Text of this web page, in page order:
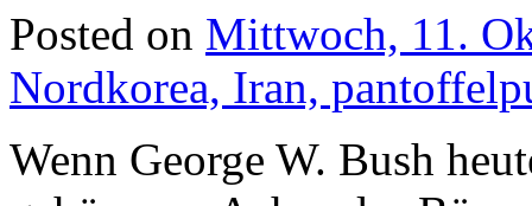
Posted on Mittwoch, 11.
Nordkorea, Iran,
Wenn George W. Bush